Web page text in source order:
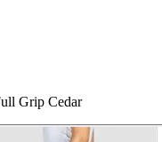
Grip Cedar